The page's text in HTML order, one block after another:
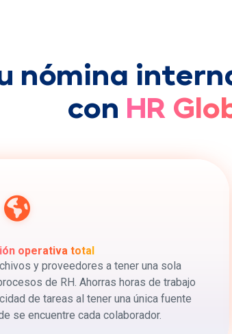
nómina
con HR
operativa total
y proveedores a tener una sola
de RH. Ahorras horas de trabajo
de tareas al tener una única fuente
se encuentre cada colaborador.